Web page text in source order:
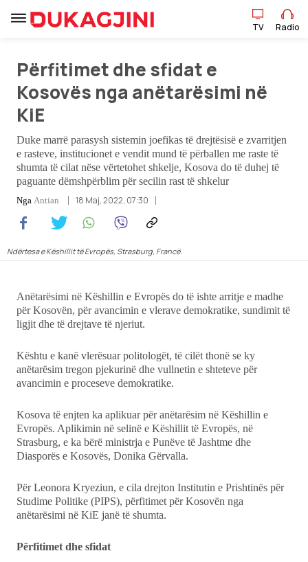
Lajme
Sport
Kulturë
Ekonomi
Teknologji
Udhëtime
DuVideo
TV Radio
Përfitimet dhe sfidat e
Kosovës nga anëtarësimi në
KiE
Duke marrë parasysh sistemin joefikas të drejtësisë e zvarritjen
e rasteve, institucionet e vendit mund të përballen me raste të
shumta të cilat nëse vërtetohet shkelje, Kosova do të duhej të
paguante dëmshpërblim për secilin rast të shkelur
Nga Antian 18 Maj, 2022, 07:30
Ndërtesa e Këshillit të Evropës, Strasburg, Francë.
Anëtarësimi në Këshillin e Evropës do të ishte arritje e madhe
për Kosovën, për avancimin e vlerave demokratike, sundimit të
ligjit dhe të drejtave të njeriut.
Kështu e kanë vlerësuar politologët, të cilët thonë se ky
anëtarësim tregon pjekurinë dhe vullnetin e shteteve për
avancimin e proceseve demokratike.
Kosova të enjten ka aplikuar për anëtarësim në Këshillin e
Evropës. Aplikimin në selinë e Këshillit të Evropës, në
Strasburg, e ka bërë ministrja e Punëve të Jashtme dhe
Diasporës e Kosovës, Donika Gërvalla.
Për Leonora Kryeziun, e cila drejton Institutin e Prishtinës për
Studime Politike (PIPS), përfitimet për Kosovën nga
anëtarësimi në KiE janë të shumta.
Përfitimet dhe sfidat